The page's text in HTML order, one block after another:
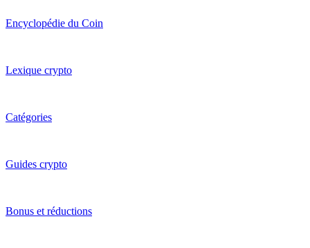
Encyclopédie du Coin
Lexique crypto
Catégories
Guides crypto
Bonus et réductions